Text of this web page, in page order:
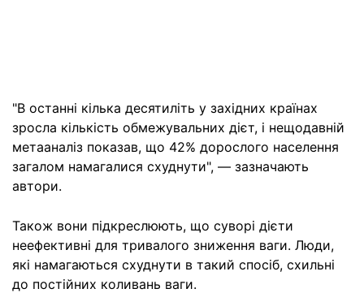
"В останні кілька десятиліть у західних країнах
зросла кількість обмежувальних дієт, і нещодавній
метааналіз показав, що 42% дорослого населення
загалом намагалися схуднути", — зазначають
автори.
Також вони підкреслюють, що суворі дієти
неефективні для тривалого зниження ваги. Люди,
які намагаються схуднути в такий спосіб, схильні
до постійних коливань ваги.